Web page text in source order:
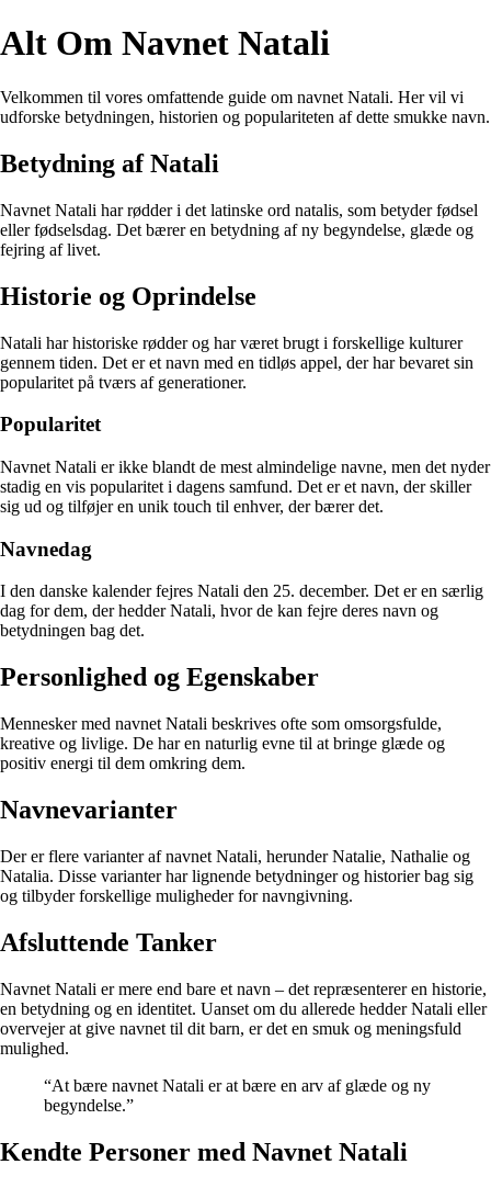
Alt Om Navnet Natali
Velkommen til vores omfattende guide om navnet Natali. Her vil vi
udforske betydningen, historien og populariteten af dette smukke navn.
Betydning af Natali
Navnet Natali har rødder i det latinske ord natalis, som betyder fødsel
eller fødselsdag. Det bærer en betydning af ny begyndelse, glæde og
fejring af livet.
Historie og Oprindelse
Natali har historiske rødder og har været brugt i forskellige kulturer
gennem tiden. Det er et navn med en tidløs appel, der har bevaret sin
popularitet på tværs af generationer.
Popularitet
Navnet Natali er ikke blandt de mest almindelige navne, men det nyder
stadig en vis popularitet i dagens samfund. Det er et navn, der skiller
sig ud og tilføjer en unik touch til enhver, der bærer det.
Navnedag
I den danske kalender fejres Natali den 25. december. Det er en særlig
dag for dem, der hedder Natali, hvor de kan fejre deres navn og
betydningen bag det.
Personlighed og Egenskaber
Mennesker med navnet Natali beskrives ofte som omsorgsfulde,
kreative og livlige. De har en naturlig evne til at bringe glæde og
positiv energi til dem omkring dem.
Navnevarianter
Der er flere varianter af navnet Natali, herunder Natalie, Nathalie og
Natalia. Disse varianter har lignende betydninger og historier bag sig
og tilbyder forskellige muligheder for navngivning.
Afsluttende Tanker
Navnet Natali er mere end bare et navn – det repræsenterer en historie,
en betydning og en identitet. Uanset om du allerede hedder Natali eller
overvejer at give navnet til dit barn, er det en smuk og meningsfuld
mulighed.
“At bære navnet Natali er at bære en arv af glæde og ny
begyndelse.”
Kendte Personer med Navnet Natali